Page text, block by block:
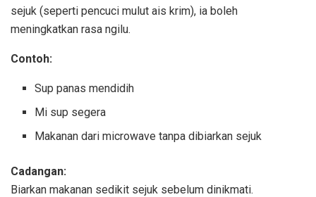
sejuk (seperti pencuci mulut ais krim), ia boleh
meningkatkan rasa ngilu.
Contoh:
Sup panas mendidih
Mi sup segera
Makanan dari microwave tanpa dibiarkan sejuk
Cadangan:
Biarkan makanan sedikit sejuk sebelum dinikmati.